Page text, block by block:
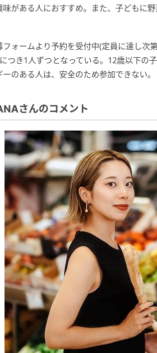
がある人におすすめ。また、子どもに
ォームより予約を受付中(定員に達し次
つき1人ずつとなっている。12歳以下の
のある人は、安全のため参加できない。
さんのコメント